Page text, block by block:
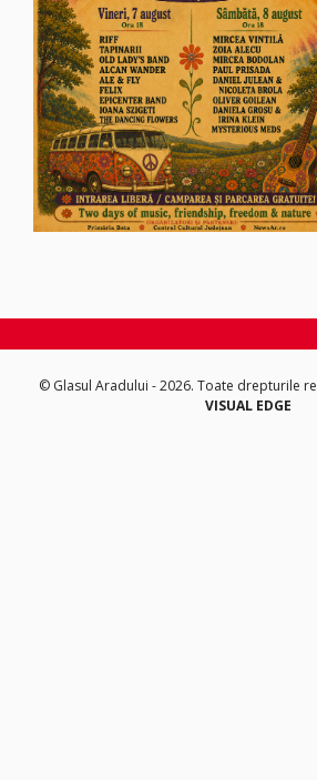
© Glasul Aradului - 2026. Toate drepturile
VISUAL EDGE